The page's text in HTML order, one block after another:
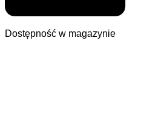
Dostępność w magazynie